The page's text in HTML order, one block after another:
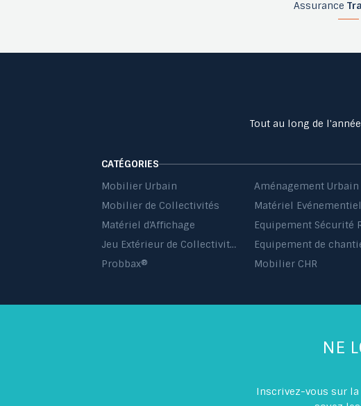
Assurance
Tout au long de
CATÉGORIES
Mobilier Urbain
Aménagement Urbain
Mobilier de Collectivités
Matériel Evénementiel
Matériel d'Affichage
Jeu Extérieur de Collectivités
Equipement de
Probbax®
Mobilier CHR
NE
Inscrivez-vous sur